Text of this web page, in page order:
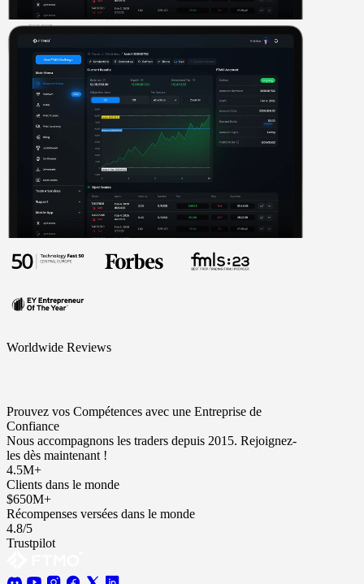
Worldwide Reviews
Prouvez vos Compétences avec une Entreprise de
Confiance
Nous accompagnons les traders depuis 2015. Rejoignez-
les dès maintenant !
4.5M+
Clients dans le monde
$650M+
Récompenses versées dans le monde
4.8/5
Trustpilot